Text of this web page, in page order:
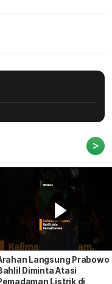
>
Langsung Prabowo
Diminta Atasi
Listrik di